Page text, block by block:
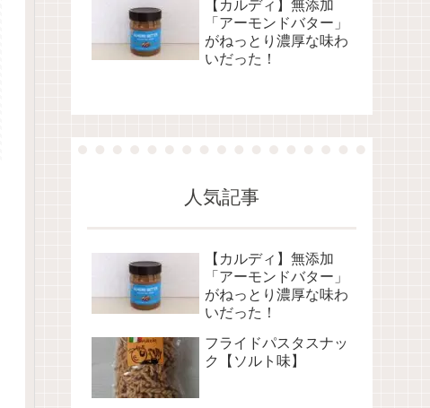
【カルディ】無添加
「アーモンドバター」
がねっとり濃厚な味わ
いだった！
人気記事
【カルディ】無添加
「アーモンドバター」
がねっとり濃厚な味わ
いだった！
フライドパスタスナッ
ク【ソルト味】